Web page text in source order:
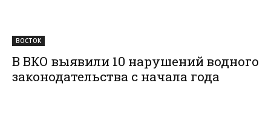
ВОСТОК
В ВКО выявили 10 нарушений водного
законодательства с начала года